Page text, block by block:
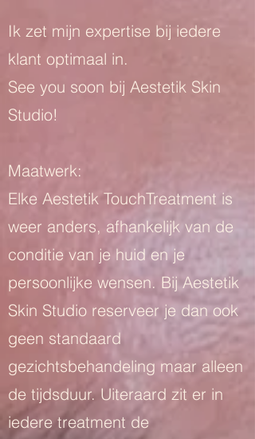
Ik zet mijn expertise bij iedere
klant optimaal in.
See you soon bij Aestetik Skin
Studio!
Maatwerk:
Elke Aestetik TouchTreatment is
weer anders, afhankelijk van de
conditie van je huid en je
persoonlijke wensen. Bij Aestetik
Skin Studio reserveer je dan ook
geen standaard
gezichtsbehandeling maar alleen
de tijdsduur. Uiteraard zit er in
iedere treatment de